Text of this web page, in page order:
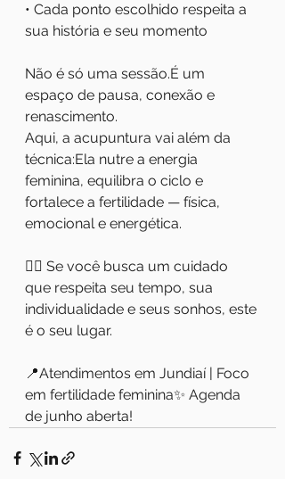
• Cada ponto escolhido respeita a
sua história e seu momento
Não é só uma sessão.É um
espaço de pausa, conexão e
renascimento.
Aqui, a acupuntura vai além da
técnica:Ela nutre a energia
feminina, equilibra o ciclo e
fortalece a fertilidade — física,
emocional e energética.
💆‍♀️ Se você busca um cuidado
que respeita seu tempo, sua
individualidade e seus sonhos, este
é o seu lugar.
📍Atendimentos em Jundiaí | Foco
em fertilidade feminina✨ Agenda
de junho aberta!